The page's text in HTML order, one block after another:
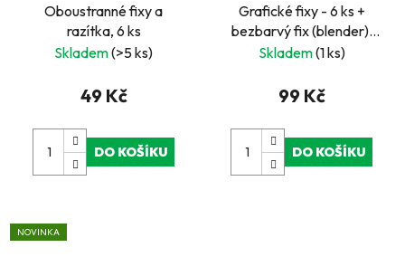
Oboustranné fixy a
razítka, 6 ks
Skladem(>5 ks)
49 Kč
DO KOŠÍKU
Grafické fixy - 6 ks +
bezbarvý fix (blender),
stone
Skladem(1 ks)
99 Kč
DO KOŠÍKU
NOVINKA